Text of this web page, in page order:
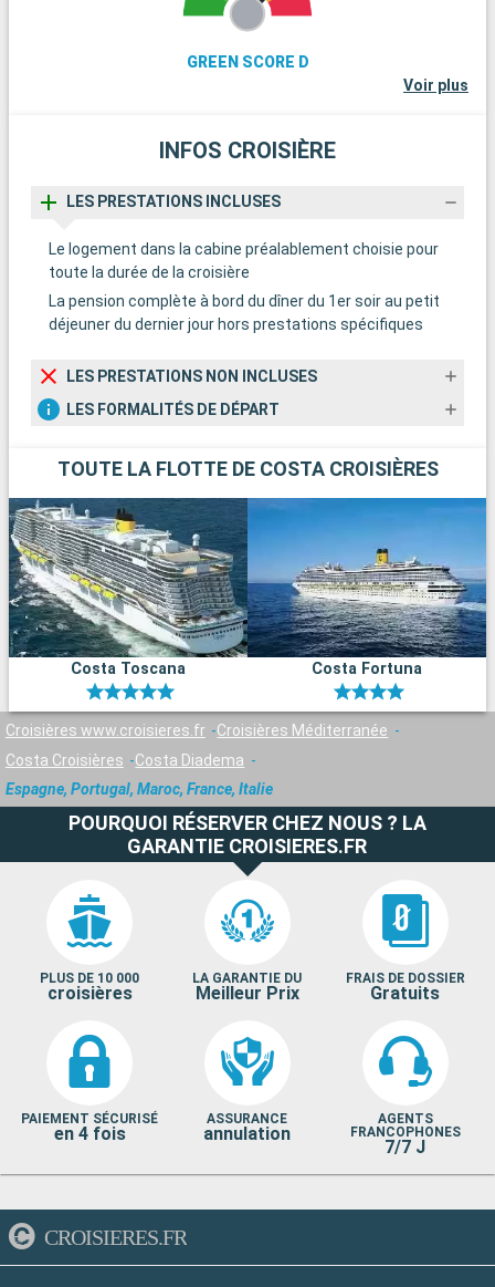
GREEN SCORE D
Voir plus
INFOS CROISIÈRE
LES PRESTATIONS INCLUSES
Le logement dans la cabine préalablement choisie pour
toute la durée de la croisière
La pension complète à bord du dîner du 1er soir au petit
déjeuner du dernier jour hors prestations spécifiques
LES PRESTATIONS NON INCLUSES
LES FORMALITÉS DE DÉPART
TOUTE LA FLOTTE DE COSTA CROISIÈRES
Costa Toscana Costa Fortuna
Croisières www.croisieres.fr
Croisières Méditerranée
Costa Croisières
Costa Diadema
Espagne, Portugal, Maroc, France, Italie
POURQUOI RÉSERVER CHEZ NOUS ? LA
GARANTIE CROISIERES.FR
PLUS DE 10 000
croisières
LA GARANTIE DU
Meilleur Prix
FRAIS DE DOSSIER
Gratuits
PAIEMENT SÉCURISÉ
en 4 fois
ASSURANCE
annulation
AGENTS
FRANCOPHONES
7/7 J
CROISIERES.FR